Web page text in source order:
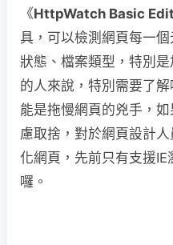
《HttpWatch Basic
具，可以檢測網頁每一
狀態、檔案類型，特別
的人來說，特別需要了
能是拖慢網頁的兇手，
慮取捨，對於網頁設計
化網頁，先前只有支援
囉。